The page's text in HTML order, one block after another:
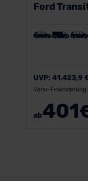
Ford
UVP: 41.423,9
Vario-Finanzierung
ab401